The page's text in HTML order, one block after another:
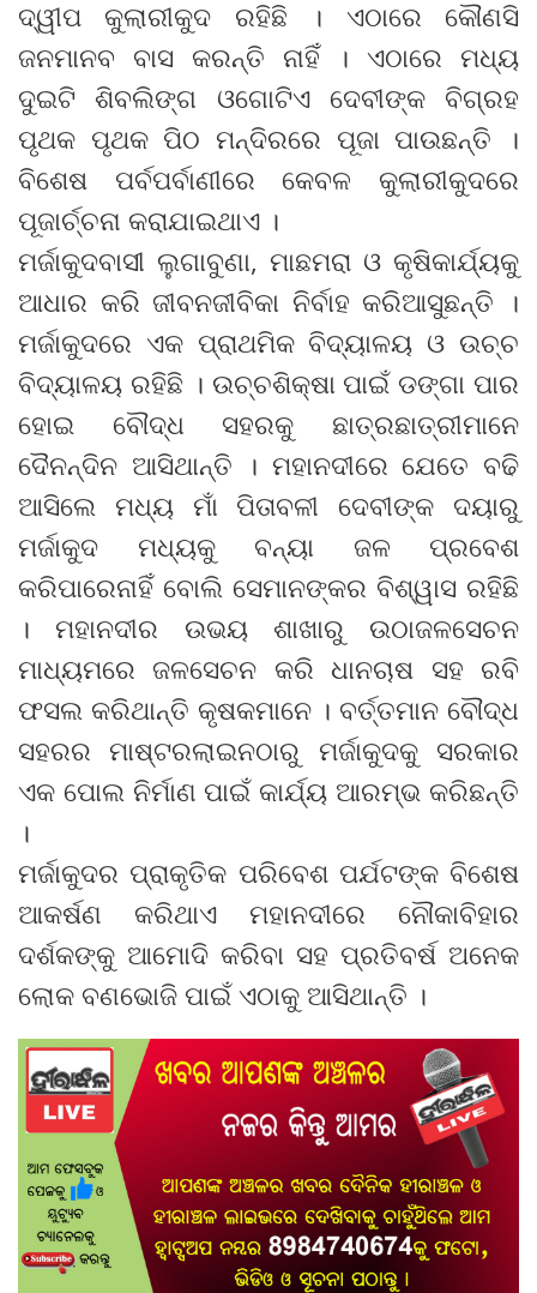
ଦ୍ୱୀପ କୁଲାରୀକୁଦ ରହିଛି । ଏଠାରେ କୌଣସି
ଜନମାନବ ବାସ କରନ୍ତି ନାହିଁ । ଏଠାରେ ମଧ୍ୟ
ଦୁଇଟି ଶିବଲିଙ୍ଗ ଓଗୋଟିଏ ଦେବୀଙ୍କ ବିଗ୍ରହ
ପୃଥକ ପୃଥକ ପିଠ ମନ୍ଦିରରେ ପୂଜା ପାଉଛନ୍ତି ।
ବିଶେଷ ପର୍ବପର୍ବାଣୀରେ କେବଳ କୁଲାରୀକୁଦରେ
ପୂଜାର୍ଚ୍ଚନା କରାଯାଇଥାଏ ।
ମର୍ଜାକୁଦବାସୀ ଲୁଗାବୁଣା, ମାଛମରା ଓ କୃଷିକାର୍ଯ୍ୟକୁ
ଆଧାର କରି ଜୀବନଜୀବିକା ନିର୍ବାହ କରିଆସୁଛନ୍ତି ।
ମର୍ଜାକୁଦରେ ଏକ ପ୍ରାଥମିକ ବିଦ୍ୟାଳୟ ଓ ଉଚ୍ଚ
ବିଦ୍ୟାଳୟ ରହିଛି । ଉଚ୍ଚଶିକ୍ଷା ପାଇଁ ଡଙ୍ଗା ପାର
ହୋଇ ବୌଦ୍ଧ ସହରକୁ ଛାତ୍ରଛାତ୍ରୀମାନେ
ଦୈନନ୍ଦିନ ଆସିଥାନ୍ତି । ମହାନଦୀରେ ଯେତେ ବଢି
ଆସିଲେ ମଧ୍ୟ ମାଁ ପିତାବଳୀ ଦେବୀଙ୍କ ଦୟାରୁ
ମର୍ଜାକୁଦ ମଧ୍ୟକୁ ବନ୍ୟା ଜଳ ପ୍ରବେଶ
କରିପାରେନାହିଁ ବୋଲି ସେମାନଙ୍କର ବିଶ୍ୱାସ ରହିଛି
। ମହାନଦୀର ଉଭୟ ଶାଖାରୁ ଉଠାଜଳସେଚନ
ମାଧ୍ୟମରେ ଜଳସେଚନ କରି ଧାନଚାଷ ସହ ରବି
ଫସଲ କରିଥାନ୍ତି କୃଷକମାନେ । ବର୍ତ୍ତମାନ ବୌଦ୍ଧ
ସହରର ମାଷ୍ଟରଲାଇନଠାରୁ ମର୍ଜାକୁଦକୁ ସରକାର
ଏକ ପୋଲ ନିର୍ମାଣ ପାଇଁ କାର୍ଯ୍ୟ ଆରମ୍ଭ କରିଛନ୍ତି
।
ମର୍ଜାକୁଦର ପ୍ରାକୃତିକ ପରିବେଶ ପର୍ଯଟଙ୍କ ବିଶେଷ
ଆକର୍ଷଣ କରିଥାଏ ମହାନଦୀରେ ନୌକାବିହାର
ଦର୍ଶକଙ୍କୁ ଆମୋଦି କରିବା ସହ ପ୍ରତିବର୍ଷ ଅନେକ
ଲୋକ ବଣଭୋଜି ପାଇଁ ଏଠାକୁ ଆସିଥାନ୍ତି ।